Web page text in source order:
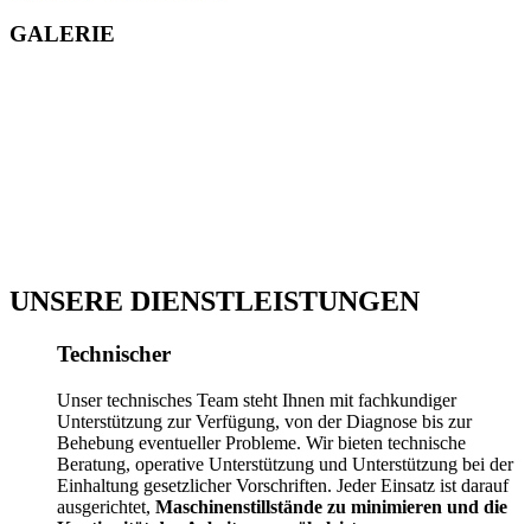
GALERIE
UNSERE DIENSTLEISTUNGEN
Technischer
Unser technisches Team steht Ihnen mit fachkundiger
Unterstützung zur Verfügung, von der Diagnose bis zur
Behebung eventueller Probleme. Wir bieten technische
Beratung, operative Unterstützung und Unterstützung bei der
Einhaltung gesetzlicher Vorschriften. Jeder Einsatz ist darauf
ausgerichtet, Maschinenstillstände zu minimieren und die